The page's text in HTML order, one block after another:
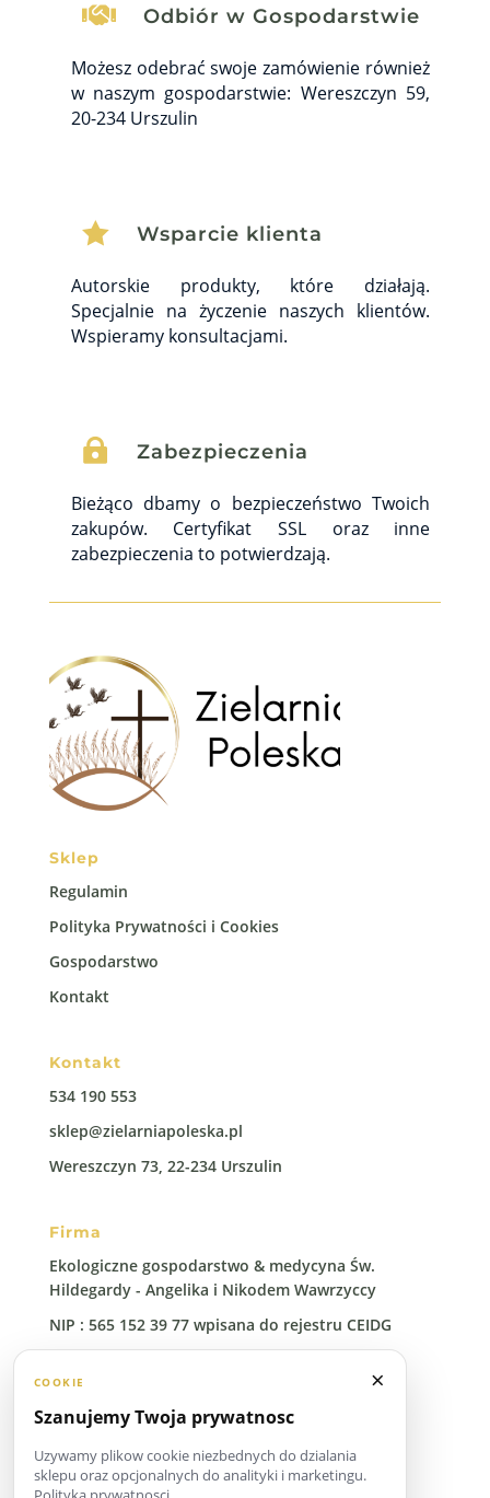
 Odbiór w Gospodarstwie
Możesz odebrać swoje zamówienie również
w naszym gospodarstwie: Wereszczyn 59,
20-234 Urszulin
 Wsparcie klienta
Autorskie produkty, które działają.
Specjalnie na życzenie naszych klientów.
Wspieramy konsultacjami.
 Zabezpieczenia
Bieżąco dbamy o bezpieczeństwo Twoich
zakupów. Certyfikat SSL oraz inne
zabezpieczenia to potwierdzają.
Sklep
Regulamin
Polityka Prywatności i Cookies
Gospodarstwo
Kontakt
Kontakt
534 190 553
sklep@zielarniapoleska.pl
Wereszczyn 73, 22-234 Urszulin
Firma
Ekologiczne gospodarstwo & medycyna Św.
Hildegardy - Angelika i Nikodem Wawrzyccy
NIP : 565 152 39 77 wpisana do rejestru CEIDG
×
COOKIE
Szanujemy Twoja prywatnosc
Uzywamy plikow cookie niezbednych do dzialania
sklepu oraz opcjonalnych do analityki i marketingu.